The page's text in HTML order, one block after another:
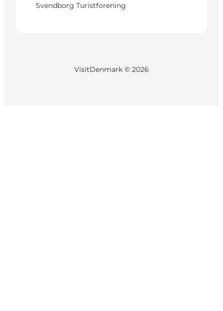
Svendborg Turistforening
VisitDenmark © 2026